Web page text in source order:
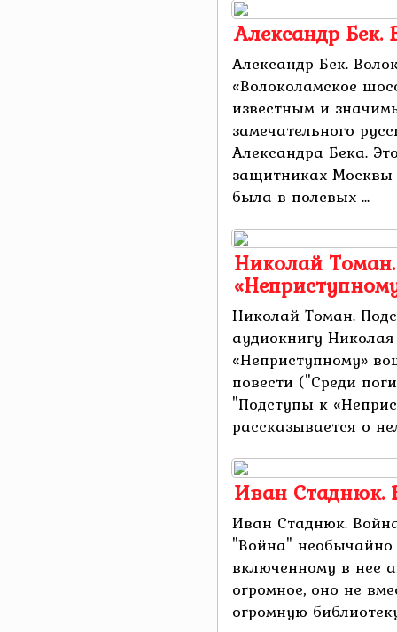
Александр Бек.
Александр Бек.
«Волоколамское
известным и
замечательного
Александра Бека.
защитниках Москвы
была в полевых ...
Николай
Николай Томан.
аудиокнигу
«Неприступному»
повести ("Среди
"Подступы к
рассказывается о
Иван Стаднюк.
Иван Стаднюк.
"Война"
включенному в нее
огромное, оно не
огромную